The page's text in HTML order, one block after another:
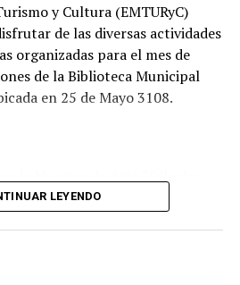
y Cultura (EMTURyC)
de las diversas actividades
organizadas para el mes de
de la Biblioteca Municipal
en 25 de Mayo 3108.
grupo Cul Mardel, que se podrá
de manera gratuita.
LEYENDO